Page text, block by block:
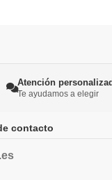
Atención
Te ayudamos a elegir
contacto